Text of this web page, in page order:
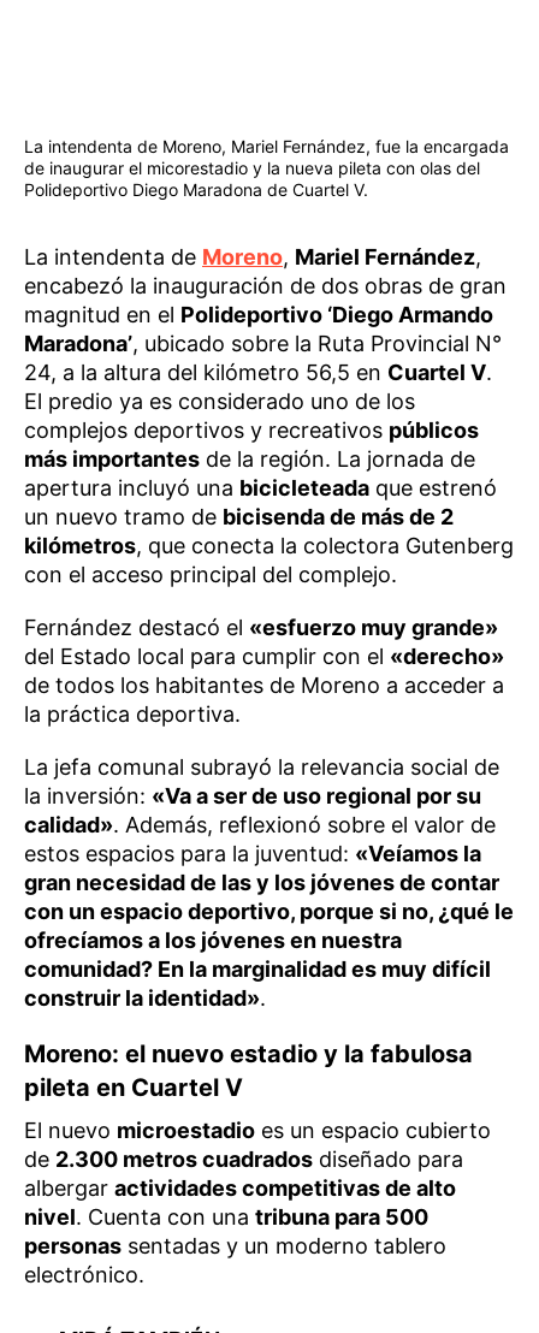
La intendenta de Moreno, Mariel Fernández, fue la encargada
de inaugurar el micorestadio y la nueva pileta con olas del
Polideportivo Diego Maradona de Cuartel V.
La intendenta de Moreno, Mariel Fernández,
encabezó la inauguración de dos obras de gran
magnitud en el Polideportivo ‘Diego Armando
Maradona’, ubicado sobre la Ruta Provincial N°
24, a la altura del kilómetro 56,5 en Cuartel V.
El predio ya es considerado uno de los
complejos deportivos y recreativos públicos
más importantes de la región. La jornada de
apertura incluyó una bicicleteada que estrenó
un nuevo tramo de bicisenda de más de 2
kilómetros, que conecta la colectora Gutenberg
con el acceso principal del complejo.
Fernández destacó el «esfuerzo muy grande»
del Estado local para cumplir con el «derecho»
de todos los habitantes de Moreno a acceder a
la práctica deportiva.
La jefa comunal subrayó la relevancia social de
la inversión: «Va a ser de uso regional por su
calidad». Además, reflexionó sobre el valor de
estos espacios para la juventud: «Veíamos la
gran necesidad de las y los jóvenes de contar
con un espacio deportivo, porque si no, ¿qué le
ofrecíamos a los jóvenes en nuestra
comunidad? En la marginalidad es muy difícil
construir la identidad».
Moreno: el nuevo estadio y la fabulosa
pileta en Cuartel V
El nuevo microestadio es un espacio cubierto
de 2.300 metros cuadrados diseñado para
albergar actividades competitivas de alto
nivel. Cuenta con una tribuna para 500
personas sentadas y un moderno tablero
electrónico.